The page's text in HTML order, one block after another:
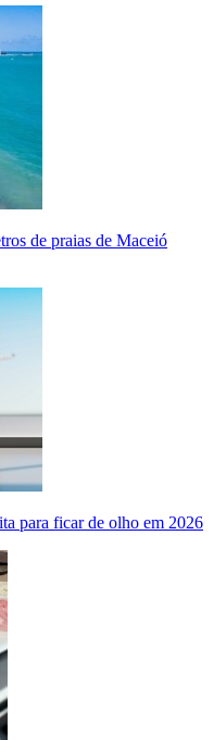
de praias de Maceió
para ficar de olho em 2026